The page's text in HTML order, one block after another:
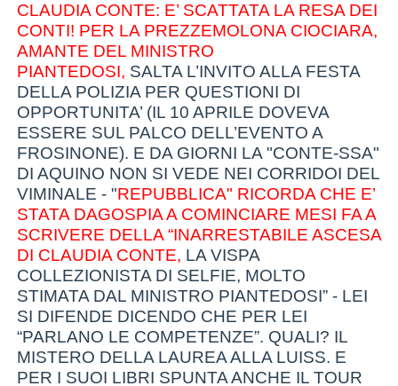
CLAUDIA CONTE: E’ SCATTATA LA RESA DEI
CONTI! PER LA PREZZEMOLONA CIOCIARA,
AMANTE DEL MINISTRO
PIANTEDOSI, SALTA L’INVITO ALLA FESTA
DELLA POLIZIA PER QUESTIONI DI
OPPORTUNITA’ (IL 10 APRILE DOVEVA
ESSERE SUL PALCO DELL’EVENTO A
FROSINONE). E DA GIORNI LA "CONTE-SSA"
DI AQUINO NON SI VEDE NEI CORRIDOI DEL
VIMINALE - "REPUBBLICA" RICORDA CHE E’
STATA DAGOSPIA A COMINCIARE MESI FA A
SCRIVERE DELLA “INARRESTABILE ASCESA
DI CLAUDIA CONTE, LA VISPA
COLLEZIONISTA DI SELFIE, MOLTO
STIMATA DAL MINISTRO PIANTEDOSI” - LEI
SI DIFENDE DICENDO CHE PER LEI
“PARLANO LE COMPETENZE”. QUALI? IL
MISTERO DELLA LAUREA ALLA LUISS. E
PER I SUOI LIBRI SPUNTA ANCHE IL TOUR